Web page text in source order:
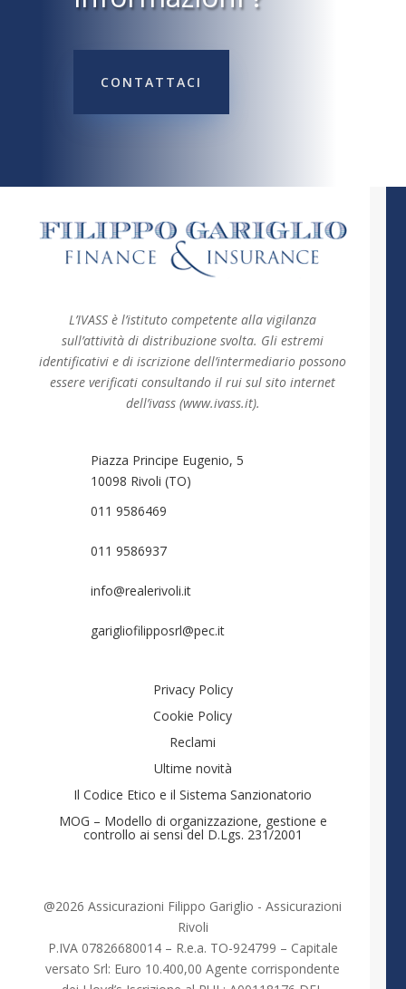
CONTATTACI
L’IVASS è l’istituto competente alla vigilanza
sull’attività di distribuzione svolta. Gli estremi
identificativi e di iscrizione dell’intermediario possono
essere verificati consultando il rui sul sito internet
dell’ivass (www.ivass.it).
Piazza Principe Eugenio, 5
10098 Rivoli (TO)
011 9586469
011 9586937
info@realerivoli.it
garigliofilipposrl@pec.it
Privacy Policy
Cookie Policy
Reclami
Ultime novità
Il Codice Etico e il Sistema Sanzionatorio
MOG – Modello di organizzazione, gestione e
controllo ai sensi del D.Lgs. 231/2001
@2026 Assicurazioni Filippo Gariglio - Assicurazioni
Rivoli
P.IVA 07826680014 – R.e.a. TO-924799 – Capitale
versato Srl: Euro 10.400,00 Agente corrispondente